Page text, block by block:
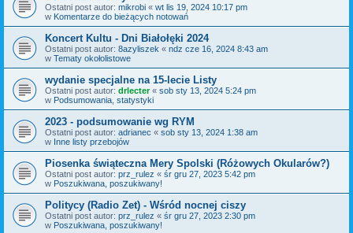
Ostatni post autor: mikrobi « wt lis 19, 2024 10:17 pm
w Komentarze do bieżących notowań
Koncert Kultu - Dni Białołęki 2024
Ostatni post autor: 8azyliszek « ndz cze 16, 2024 8:43 am
w Tematy okołolistowe
wydanie specjalne na 15-lecie Listy
Ostatni post autor: drlecter« sob sty 13, 2024 5:24 pm
w Podsumowania, statystyki
2023 - podsumowanie wg RYM
Ostatni post autor: adrianec « sob sty 13, 2024 1:38 am
w Inne listy przebojów
Piosenka świąteczna Mery Spolski (Różowych Okularów?)
Ostatni post autor: prz_rulez « śr gru 27, 2023 5:42 pm
w Poszukiwana, poszukiwany!
Politycy (Radio Zet) - Wśród nocnej ciszy
Ostatni post autor: prz_rulez « śr gru 27, 2023 2:30 pm
w Poszukiwana, poszukiwany!